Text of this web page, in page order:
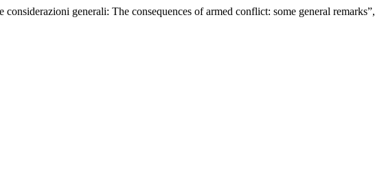
generali: The consequences of armed conflict: some general remarks”,